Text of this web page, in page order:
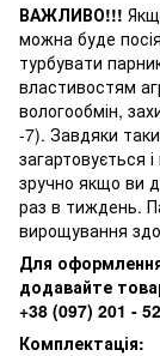
ВАЖЛИВО!!!
можна буде
турбувати
властивостям
вологообмін,
-7). Завдяки
загартовується
зручно якщо ви
раз в тиждень.
вирощування
Для
додавайте
+38 (097) 201 -
Комплектація: